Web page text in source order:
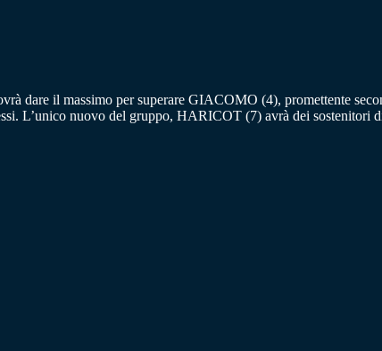
dare il massimo per superare GIACOMO (4), promettente
L’unico nuovo del gruppo, HARICOT (7) avrà dei sostenitori